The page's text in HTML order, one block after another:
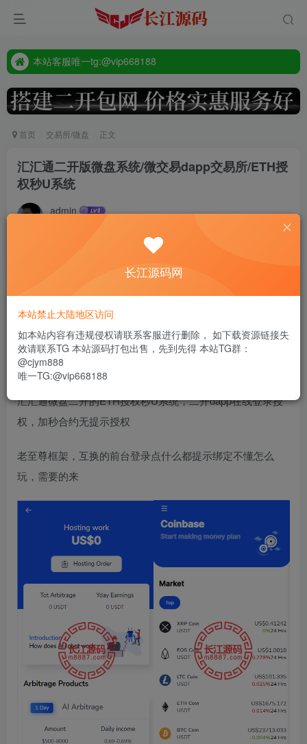
本站客服唯一tg:@vip668188
本站客服唯一tg:@vip668188
首页 交易所/微盘 正文
汇汇通二开版微盘系统/微交易dapp交易所/ETH授
权秒U系统
admin
汇汇通二开版微盘系统/微交易dapp交易所/ETH授权秒U系统
此内容为付费资源，请付费后查看
usdt188 限时特惠
汇汇通微盘二开的ETH授权秒U系统，二开dapp在线登录授
权，加秒合约无提示授权
老至尊框架，互换的前台登录点什么都提示绑定不懂怎么
玩，需要的来
长江源码网
本站禁止大陆地区访问
如本站内容有违规侵权请联系客服进行删除， 如下载资源链接失
效请联系TG 本站源码打包出售，先到先得 本站TG群：
@cjym888
唯一TG:@vip668188